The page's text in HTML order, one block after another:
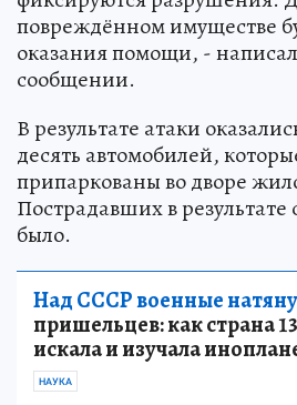
повреждённом имуществе
оказания помощи, -
сообщении.
В результате атаки
десять автомобилей,
припаркованы во дворе
Пострадавших в результате
было.
Над СССР военные
пришельцев: как страна
искала и изучала
НАУКА